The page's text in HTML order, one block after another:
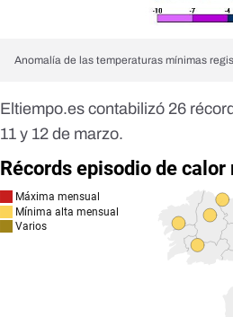
Anomalía de las temperaturas mínimas
Eltiempo.es contabilizó 26
11 y 12 de marzo.